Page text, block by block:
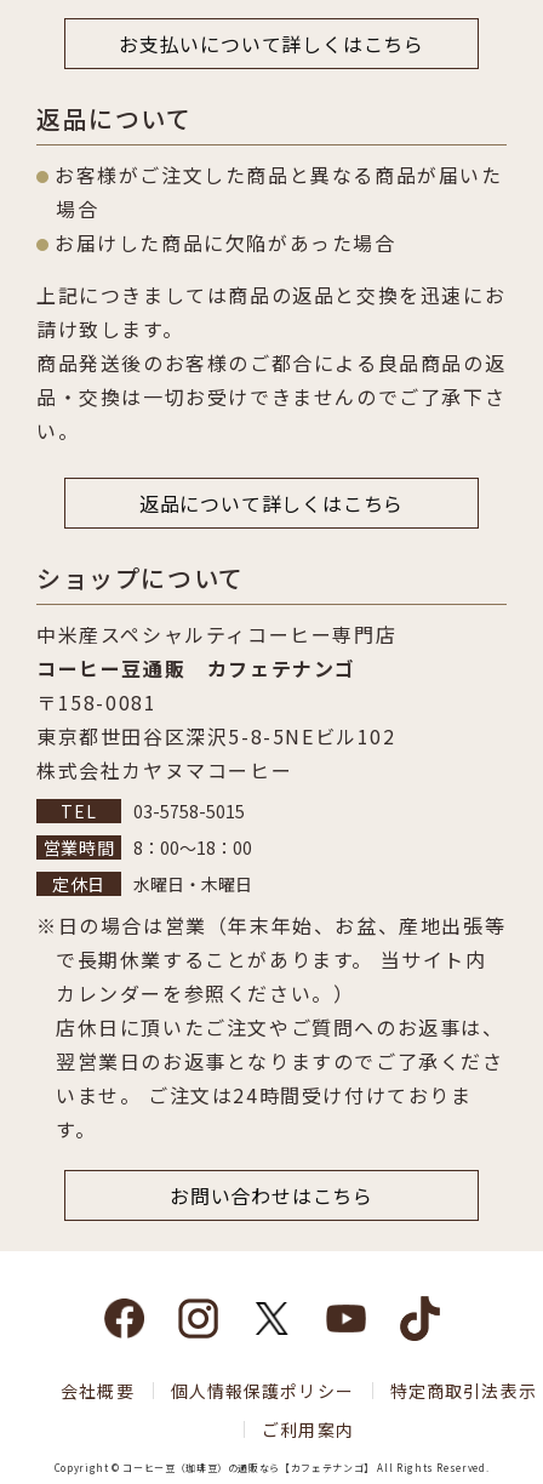
お支払いについて詳しくはこちら
返品について
お客様がご注文した商品と異なる商品が届いた
場合
お届けした商品に欠陥があった場合
上記につきましては商品の返品と交換を迅速にお
請け致します。
商品発送後のお客様のご都合による良品商品の返
品・交換は一切お受けできませんのでご了承下さ
い。
返品について詳しくはこちら
ショップについて
中米産スペシャルティコーヒー専門店
コーヒー豆通販 カフェテナンゴ
〒158-0081
東京都世田谷区深沢5-8-5NEビル102
株式会社カヤヌマコーヒー
03-5758-5015
8：00～18：00
水曜日・木曜日
日の場合は営業（年末年始、お盆、産地出張等
で長期休業することがあります。 当サイト内
カレンダーを参照ください。）
店休日に頂いたご注文やご質問へのお返事は、
翌営業日のお返事となりますのでご了承くださ
いませ。 ご注文は24時間受け付けておりま
す。
お問い合わせはこちら
会社概要 個人情報保護ポリシー
特定商取引法表示
ご利用案内
Copyright © コーヒー豆（珈琲豆）の通販なら【カフェテナンゴ】 All Rights Reserved.